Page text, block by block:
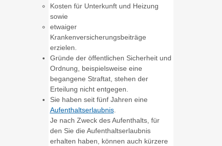
Kosten für Unterkunft und Heizung
sowie
etwaiger
Krankenversicherungsbeiträge
erzielen.
Gründe der öffentlichen Sicherheit und
Ordnung,
beispielsweise eine
begangene Straftat, stehen der
Erteilung nicht entgegen.
Sie haben seit fünf Jahren eine
Aufenthaltserlaubnis.
Je nach Zweck des Aufenthalts, für
den Sie die Aufenthaltserlaubnis
erhalten haben, können auch kürzere